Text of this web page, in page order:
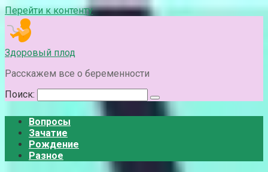
Перейти к контенту
Здоровый плод
Расскажем все о беременности
Поиск:
Вопросы
Зачатие
Рождение
Разное